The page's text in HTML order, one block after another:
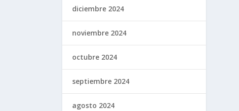
diciembre 2024
noviembre 2024
octubre 2024
septiembre 2024
agosto 2024